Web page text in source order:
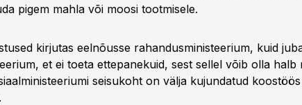
pigem mahla või moosi tootmisele.
kirjutas eelnõusse rahandusministeerium, kuid
et ei toeta ettepanekuid, sest sellel võib olla halb
seisukoht on välja kujundatud